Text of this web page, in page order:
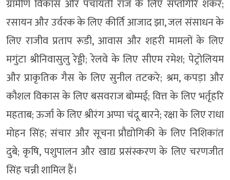
ग्रामीण विकास और पंचायती राज के लिए सप्तगिरि शंकर;
रसायन और उर्वरक के लिए कीर्ति आजाद झा, जल संसाधन के
लिए राजीव प्रताप रूडी, आवास और शहरी मामलों के लिए
मगुंटा श्रीनिवासुलु रेड्डी; रेलवे के लिए सीएम रमेश; पेट्रोलियम
और प्राकृतिक गैस के लिए सुनील तटकरे; श्रम, कपड़ा और
कौशल विकास के लिए बसवराज बोम्मई; वित्त के लिए भर्तृहरि
महताब; ऊर्जा के लिए श्रीरंग अप्पा चंदू बारने; रक्षा के लिए राधा
मोहन सिंह; संचार और सूचना प्रौद्योगिकी के लिए निशिकांत
दुबे; कृषि, पशुपालन और खाद्य प्रसंस्करण के लिए चरणजीत
सिंह चन्नी शामिल हैं।